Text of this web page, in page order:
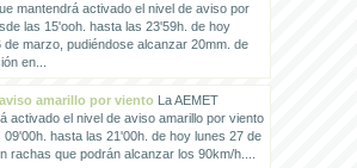
mantendrá activado el nivel de aviso por
las 15'ooh. hasta las 23'59h. de hoy
de marzo, pudiéndose alcanzar 20mm. de
en...
amarillo por vientoLa AEMET
activado el nivel de aviso amarillo por viento
09'00h. hasta las 21'00h. de hoy lunes 27 de
rachas que podrán alcanzar los 90km/h....